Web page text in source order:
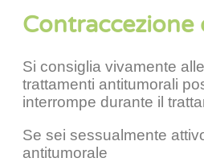
Si consiglia vivamente
trattamenti antitumorali
interrompe durante il
Se sei sessualmente
antitumorale